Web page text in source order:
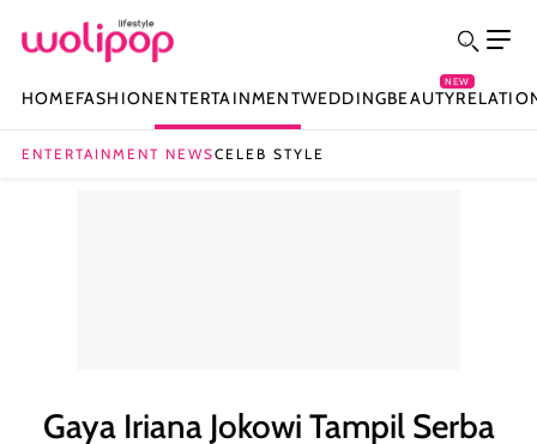
HOMEFASHIONENTERTAINMENTWEDDINGBEAUTY
NEW
ENTERTAINMENT NEWSCELEB STYLE
Gaya Iriana Jokowi Tampil Serba